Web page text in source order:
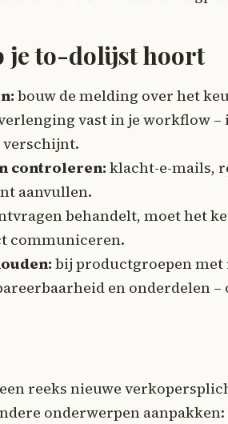
je to-dolijst hoort
bouw de melding over het
vast in je workflow
verschijnt.
controleren: klacht-e-mails,
aanvullen.
behandelt, moet het
communiceren.
bij productgroepen
en onderdelen
reeks nieuwe
onderwerpen aanpakken: